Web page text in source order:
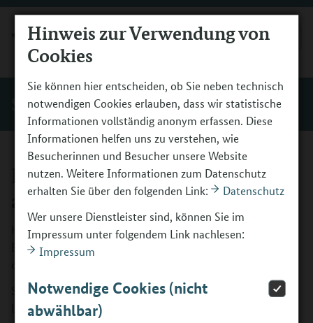
Hinweis zur Verwendung von
Cookies
Sie können hier entscheiden, ob Sie neben technisch
notwendigen Cookies erlauben, dass wir statistische
Informationen vollständig anonym erfassen. Diese
Informationen helfen uns zu verstehen, wie
Besucherinnen und Besucher unsere Website
nutzen. Weitere Informationen zum Datenschutz
erhalten Sie über den folgenden Link:
Datenschutz
Wer unsere Dienstleister sind, können Sie im
Impressum unter folgendem Link nachlesen:
Impressum
Notwendige Cookies (nicht
abwählbar)
MENÜ
Service
Newsletter bestellen oder
abbestellen
Holen Sie sich die Top-News in Ihr Postfach! Der
Berufsorientierungsprogramm-Newsletter versorgt Sie mit
Sie erhalten eine automatisch generierte E-Mail, die einen
Link zur Bestätigung der Bestellung enthält. Erst wenn Sie